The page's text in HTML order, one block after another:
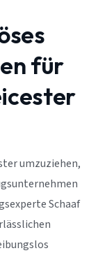
für
umzuziehen,
Schaaf